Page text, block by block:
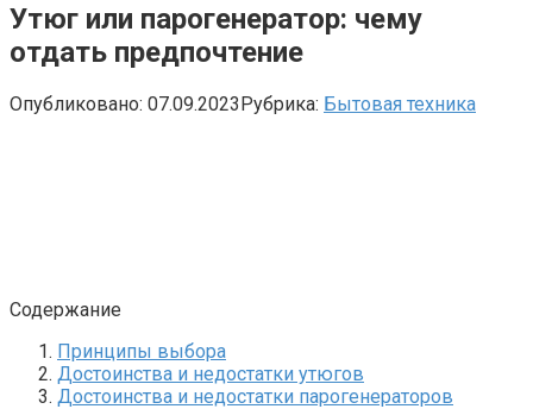
Утюг или парогенератор: чему
отдать предпочтение
Опубликовано: 07.09.2023Рубрика: Бытовая техника
Содержание
Принципы выбора
Достоинства и недостатки утюгов
Достоинства и недостатки парогенераторов